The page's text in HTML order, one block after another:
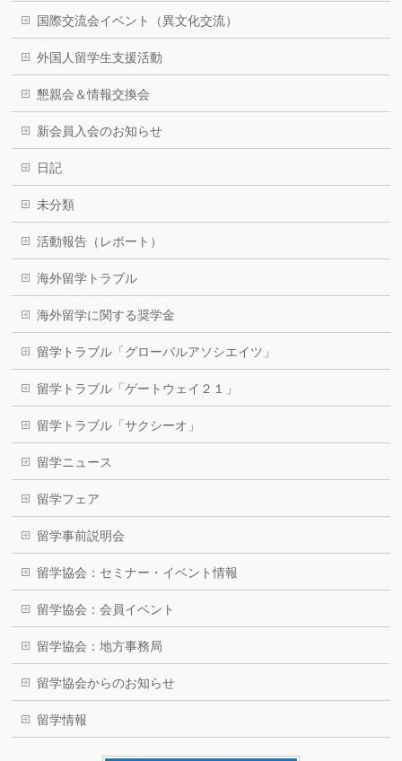
国際交流会イベント（異文化交流）
外国人留学生支援活動
懇親会＆情報交換会
新会員入会のお知らせ
日記
未分類
活動報告（レポート）
海外留学トラブル
海外留学に関する奨学金
留学トラブル「グローバルアソシエイツ」
留学トラブル「ゲートウェイ２１」
留学トラブル「サクシーオ」
留学ニュース
留学フェア
留学事前説明会
留学協会：セミナー・イベント情報
留学協会：会員イベント
留学協会：地方事務局
留学協会からのお知らせ
留学情報